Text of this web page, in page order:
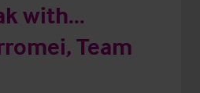
with...
Team